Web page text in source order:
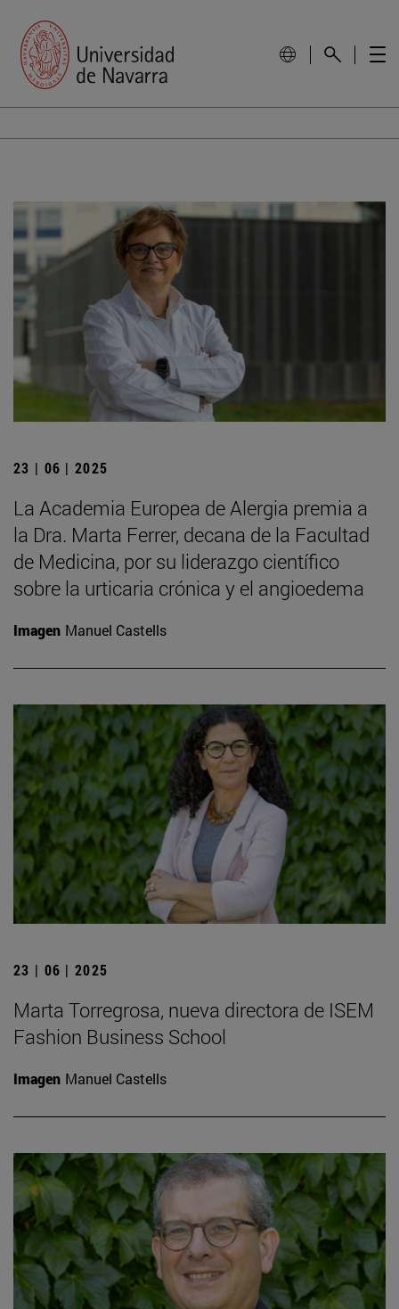
23 | 06 | 2025
La Academia Europea de Alergia premia a
la Dra. Marta Ferrer, decana de la Facultad
de Medicina, por su liderazgo científico
sobre la urticaria crónica y el angioedema
Imagen Manuel Castells
23 | 06 | 2025
Marta Torregrosa, nueva directora de ISEM
Fashion Business School
Imagen Manuel Castells